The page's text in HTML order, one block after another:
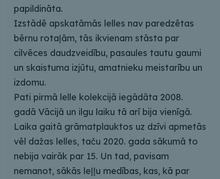
papildināta.
Izstādē apskatāmās lelles nav paredzētas
bērnu rotaļām, tās ikvienam stāsta par
cilvēces daudzveidību, pasaules tautu gaumi
un skaistuma izjūtu, amatnieku meistarību un
izdomu.
Pati pirmā lelle kolekcijā iegādāta 2008.
gadā Vācijā un ilgu laiku tā arī bija vienīgā.
Laika gaitā grāmatplauktos uz dzīvi apmetās
vēl dažas lelles, taču 2020. gada sākumā to
nebija vairāk par 15. Un tad, pavisam
nemanot, sākās leļļu medības, kas, kā par